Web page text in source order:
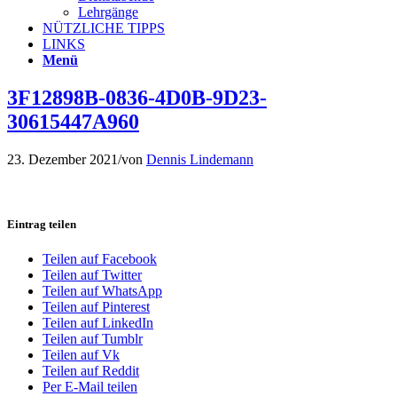
Lehrgänge
NÜTZLICHE TIPPS
LINKS
Menü
3F12898B-0836-4D0B-9D23-
30615447A960
23. Dezember 2021/von Dennis Lindemann
Eintrag teilen
Teilen auf Facebook
Teilen auf Twitter
Teilen auf WhatsApp
Teilen auf Pinterest
Teilen auf LinkedIn
Teilen auf Tumblr
Teilen auf Vk
Teilen auf Reddit
Per E-Mail teilen